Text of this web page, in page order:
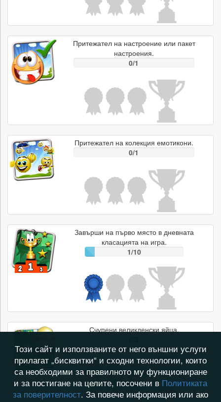
Притежател на настроение или пакет
настроения.
0/1
Притежател на колекция емотикони.
0/1
Завърши на първо място в дневната
класацията на игра.
1/10
Счупени великденски яйца.
Този сайт и използваните от него външни услуги
прилагат „бисквитки“ и сходни технологии, които
са необходими за правилното му функциониране
и за постигане на целите, посочени в Политиката
за поверителност. За повече информация или ако